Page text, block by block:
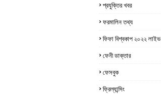
প্রযুক্তির খবর
ফরমালিন তথ্য
ফিফা বিশ্বকাপ ২০২২ লাইভ
ফেনী ডাক্তার
ফেসবুক
ফ্রিল্যান্সিং